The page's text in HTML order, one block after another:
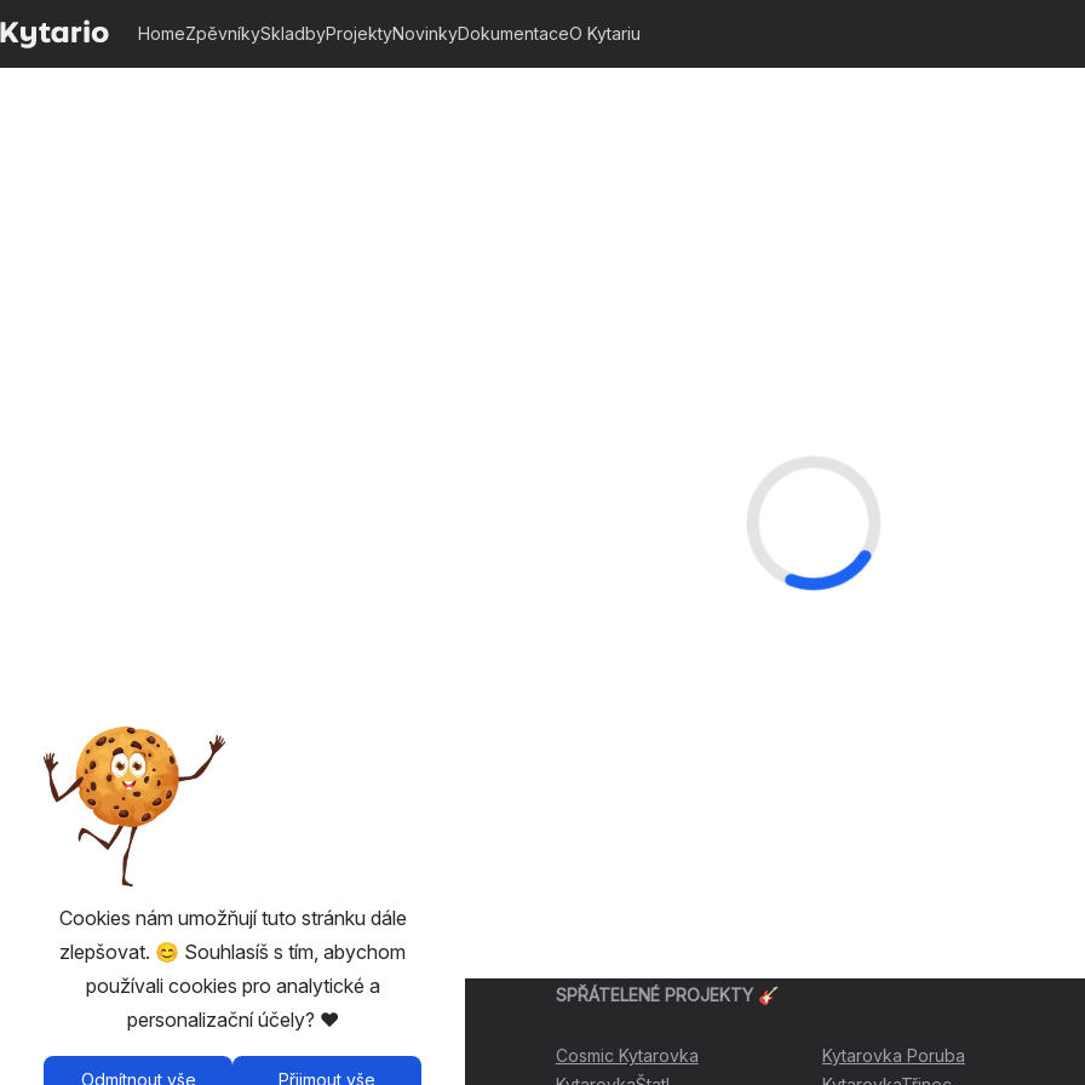
HomeZpěvníkySkladbyProjektyNovinkyDokumentaceO Kytariu
UŽITEČNÉ 💡
Fairplay - vstupenky bez poplatků
SPŘÁTELENÉ PROJEKTY 🎸
Cosmic Kytarovka
Kytarovka Poruba
Cookies nám umožňují tuto stránku dále
zlepšovat. 😊 Souhlasíš s tím, abychom
používali cookies pro analytické a
personalizační účely? ❤️
Odmítnout vše Přijmout vše